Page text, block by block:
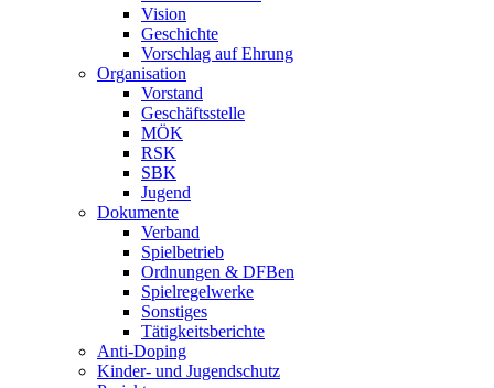
Vision
Geschichte
Vorschlag auf Ehrung
Organisation
Vorstand
Geschäftsstelle
MÖK
RSK
SBK
Jugend
Dokumente
Verband
Spielbetrieb
Ordnungen & DFBen
Spielregelwerke
Sonstiges
Tätigkeitsberichte
Anti-Doping
Kinder- und Jugendschutz